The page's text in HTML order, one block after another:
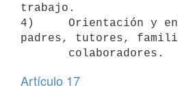
trabajo.
4)     Orientación y
padres, tutores,
Artículo 17